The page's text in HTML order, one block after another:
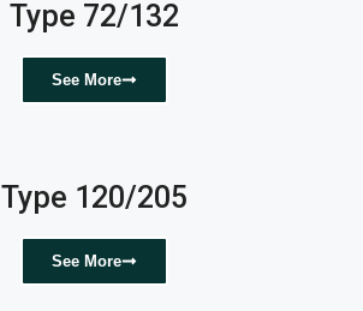
Type 72/132
See More
Type 120/205
See More